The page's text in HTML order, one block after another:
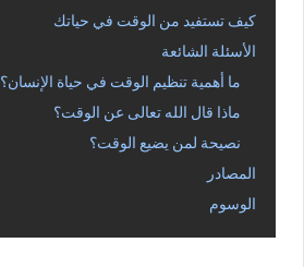
كيف تستفيد من الوقت في حياتك
الأسئلة الشائعة
ما أهمية تنظيم الوقت في حياة الإنسان؟
ماذا قال الله تعالى عن الوقت؟
نصيحة لمن يضيع الوقت؟
المصادر
الوسوم